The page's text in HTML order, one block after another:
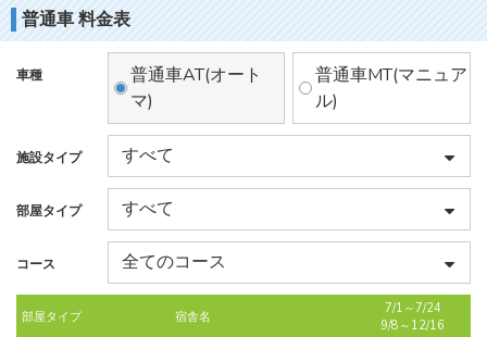
普通車 料金表
車種
普通車AT(オート
マ)
普通車MT(マニュア
ル)
施設タイプ
部屋タイプ
コース
部屋タイプ 宿舎名
7/1～7/24
9/8～12/16